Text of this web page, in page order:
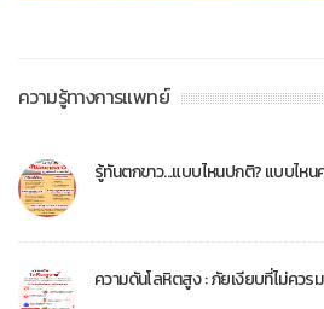
ความรู้ทางการแพทย์
รู้ทันตกขาว...แบบไหนปกติ? แบบไหน
ความดันโลหิตสูง : ภัยเงียบที่ไม่ควร